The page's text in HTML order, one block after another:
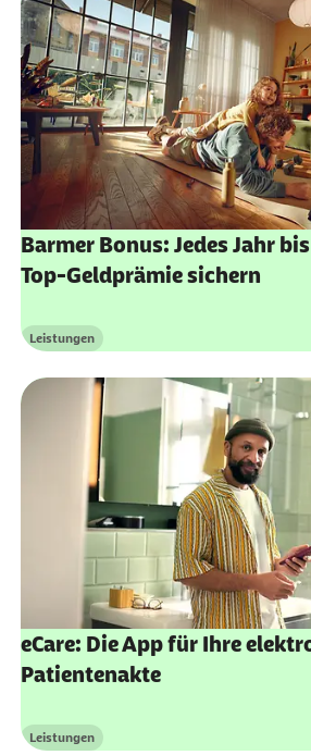
wählen
"BARMER-PIN
BARMER-PIN zurücksetzen
vergeben
Identverfahren wählen
Barmer Bonus: Jedes Jahr
Top-Geldprämie sichern
Kategorie
Leistungen
eCare: Die App für Ihre
Patientenakte
Kategorie
Leistungen